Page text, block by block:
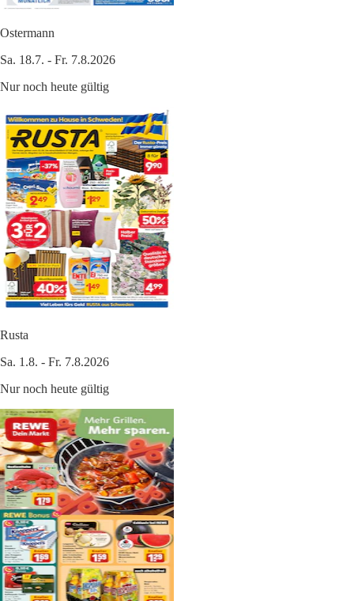
Ostermann
Sa. 18.7. - Fr. 7.8.2026
Nur noch heute gültig
Rusta
Sa. 1.8. - Fr. 7.8.2026
Nur noch heute gültig